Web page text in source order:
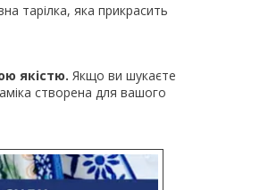
тарілка, яка прикрасить
якістю. Якщо ви шукаєте
створена для вашого